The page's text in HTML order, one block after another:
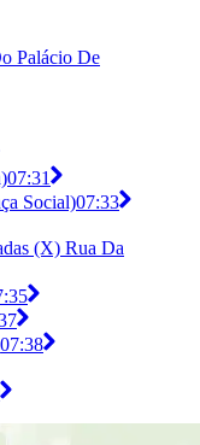
Palácio De
07:31
Social)07:33
(X) Rua Da
07:38